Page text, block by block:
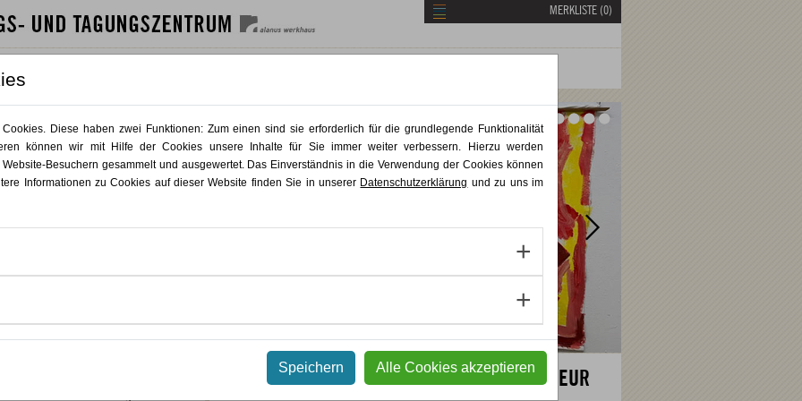
MERKLISTE (0)
freien Raum, den Ihnen Ihre
verschiedene Herangehensweisen
zu arbeiten.
Sie als ein Spielfeld der
mit Farbe nutzen werden. Auf
Mittel kennen, erproben
Techniken des Auftragens und
Prozess das Suchen oft
Auseinandersetzung mit Ihrem
Zurück
Vor
Zurück
Vor
KursNr 26.053
13.11.2026-15.11.2026 325,00 EUR
Diese haben zwei Funktionen: Zum einen sind sie erforderlich für die grundlegende Funktionalität
können wir mit Hilfe der Cookies unsere Inhalte für Sie immer weiter verbessern. Hierzu werden
Besuchern gesammelt und ausgewertet. Das Einverständnis in die Verwendung der Cookies können
Informationen zu Cookies auf dieser Website finden Sie in unserer Datenschutzerklärung und zu uns im
Speichern Alle Cookies akzeptieren